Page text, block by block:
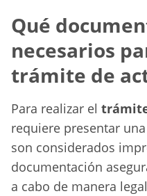
Qué
necesarios
trámite de
Para realizar el
requiere presentar
son considerados
documentación
a cabo de manera